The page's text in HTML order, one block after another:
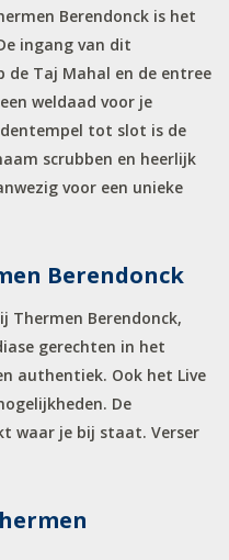
Berendonck is het
ingang van dit
Taj Mahal en de entree
weldaad voor je
tot slot is de
scrubben en heerlijk
voor een unieke
Berendonck
Thermen Berendonck,
gerechten in het
authentiek. Ook het Live
De
waar je bij staat. Verser